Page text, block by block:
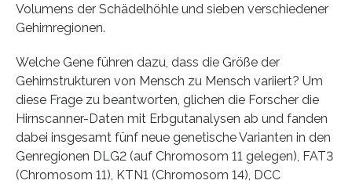
Volumens der Schädelhöhle und sieben verschiedener
Gehirnregionen.
Welche Gene führen dazu, dass die Größe der
Gehirnstrukturen von Mensch zu Mensch variiert? Um
diese Frage zu beantworten, glichen die Forscher die
Hirnscanner-Daten mit Erbgutanalysen ab und fanden
dabei insgesamt fünf neue genetische Varianten in den
Genregionen DLG2 (auf Chromosom 11 gelegen), FAT3
(Chromosom 11), KTN1 (Chromosom 14), DCC